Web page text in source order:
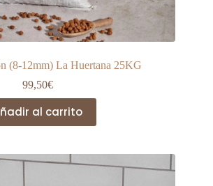
(8-12mm) La Huertana 25KG
99,50€
al carrito